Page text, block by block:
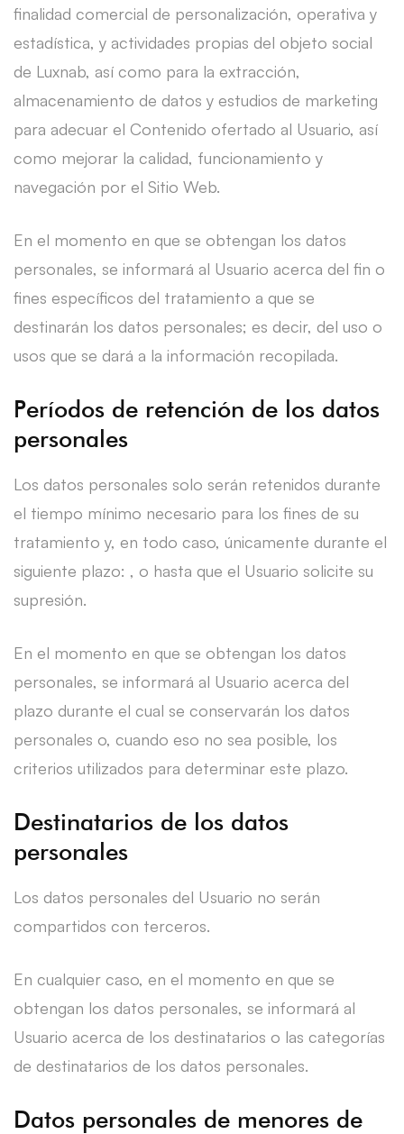
finalidad comercial de personalización, operativa y
estadística, y actividades propias del objeto social
de Luxnab, así como para la extracción,
almacenamiento de datos y estudios de marketing
para adecuar el Contenido ofertado al Usuario, así
como mejorar la calidad, funcionamiento y
navegación por el Sitio Web.
En el momento en que se obtengan los datos
personales, se informará al Usuario acerca del fin o
fines específicos del tratamiento a que se
destinarán los datos personales; es decir, del uso o
usos que se dará a la información recopilada.
Períodos de retención de los datos
personales
Los datos personales solo serán retenidos durante
el tiempo mínimo necesario para los fines de su
tratamiento y, en todo caso, únicamente durante el
siguiente plazo: , o hasta que el Usuario solicite su
supresión.
En el momento en que se obtengan los datos
personales, se informará al Usuario acerca del
plazo durante el cual se conservarán los datos
personales o, cuando eso no sea posible, los
criterios utilizados para determinar este plazo.
Destinatarios de los datos
personales
Los datos personales del Usuario no serán
compartidos con terceros.
En cualquier caso, en el momento en que se
obtengan los datos personales, se informará al
Usuario acerca de los destinatarios o las categorías
de destinatarios de los datos personales.
Datos personales de menores de